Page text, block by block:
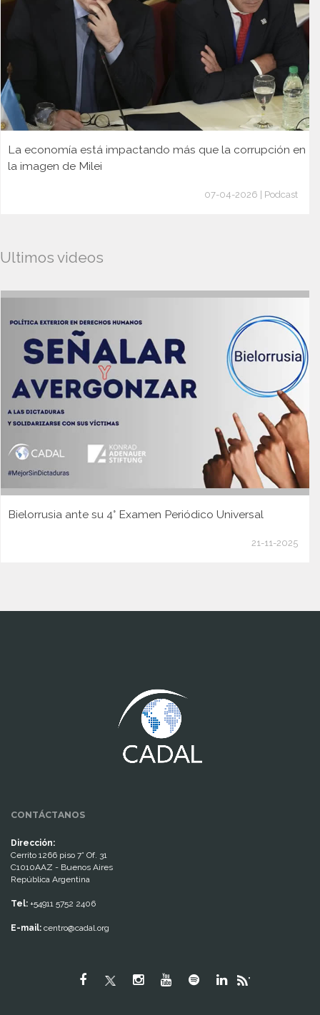
La economía está impactando más que la corrupción en
la imagen de Milei
07-04-2026 | Podcast
Ultimos videos
Bielorrusia ante su 4° Examen Periódico Universal
21-11-2025
CONTÁCTANOS
Dirección:
Cerrito 1266 piso 7° Of. 31
C1010AAZ - Buenos Aires
República Argentina
Tel: +54911 5752 2406
E-mail: centro@cadal.org
"